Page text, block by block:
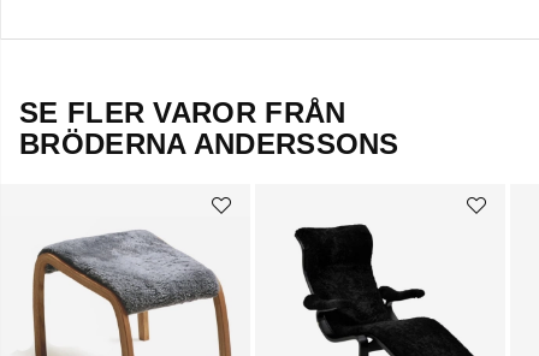
SE FLER VAROR FRÅN
BRÖDERNA ANDERSSONS